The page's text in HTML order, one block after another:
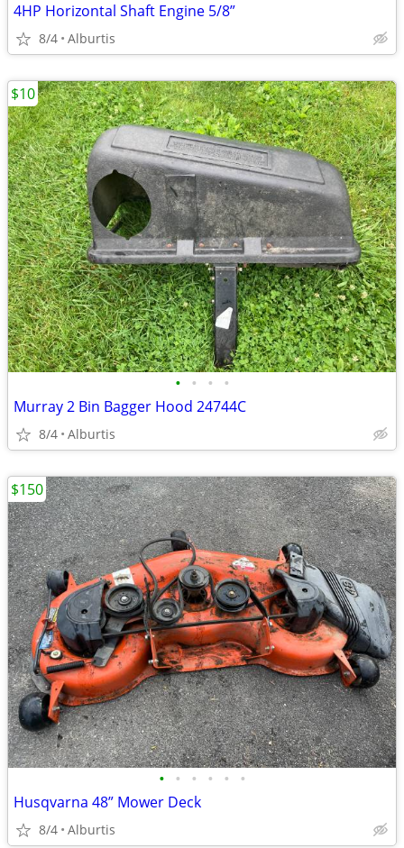
4HP Horizontal Shaft Engine 5/8”
8/4 Alburtis
• • • •
Murray 2 Bin Bagger Hood 24744C
8/4 Alburtis
$10
• • • • • •
Husqvarna 48” Mower Deck
8/4 Alburtis
$150